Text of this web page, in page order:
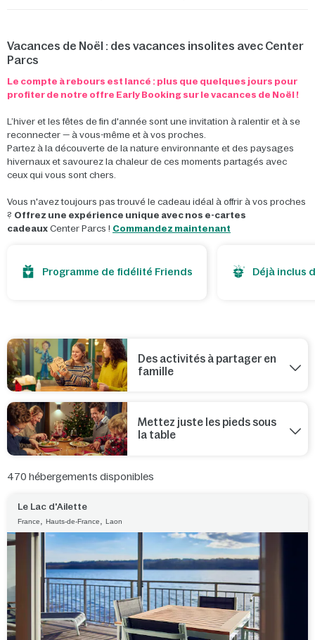
Vacances de Noël : des vacances insolites avec Center
Parcs
Le compte à rebours est lancé : plus que quelques jours pour
profiter de notre offre Early Booking sur le vacances de Noël !
L’hiver et les fêtes de fin d'année sont une invitation à ralentir et à se
reconnecter — à vous-même et à vos proches.
Partez à la découverte de la nature environnante et des paysages
hivernaux et savourez la chaleur de ces moments partagés avec
ceux qui vous sont chers.
Vous n'avez toujours pas trouvé le cadeau idéal à offrir à vos proches
? Offrez une expérience unique avec nos e-cartes
cadeaux Center Parcs ! Commandez maintenant
Programme de fidélité Friends Déjà inclus
Des activités à partager en
famille
Mettez juste les pieds sous
la table
470 hébergements disponibles
Le Lac d'Ailette
France Hauts-de-France Laon